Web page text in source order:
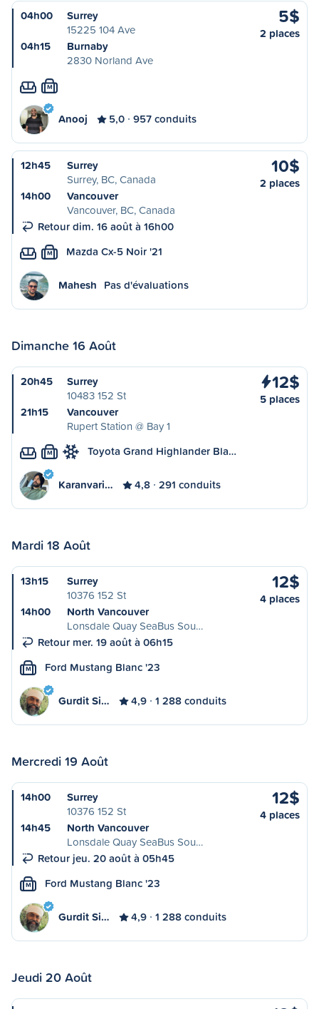
04h00
Surrey
15225 104 Ave
04h15
Burnaby
2830 Norland Ave
5$
2 places
M
Anooj 5,0 957 conduits
12h45
Surrey
Surrey, BC, Canada
14h00
Vancouver
Vancouver, BC, Canada
Retour dim. 16 août à 16h00
10$
2 places
M Mazda Cx-5 Noir '21
Mahesh Pas d'évaluations
Dimanche 16 Août
20h45
Surrey
10483 152 St
21h15
Vancouver
Rupert Station @ Bay 1
12$
5 places
M Toyota Grand Highlander Bla…
Karanvari… 4,8 291 conduits
Mardi 18 Août
13h15
Surrey
10376 152 St
14h00
North Vancouver
Lonsdale Quay SeaBus Sou…
Retour mer. 19 août à 06h15
12$
4 places
M Ford Mustang Blanc '23
Gurdit Si… 4,9 1 288 conduits
Mercredi 19 Août
14h00
Surrey
10376 152 St
14h45
North Vancouver
Lonsdale Quay SeaBus Sou…
Retour jeu. 20 août à 05h45
12$
4 places
M Ford Mustang Blanc '23
Gurdit Si… 4,9 1 288 conduits
Jeudi 20 Août